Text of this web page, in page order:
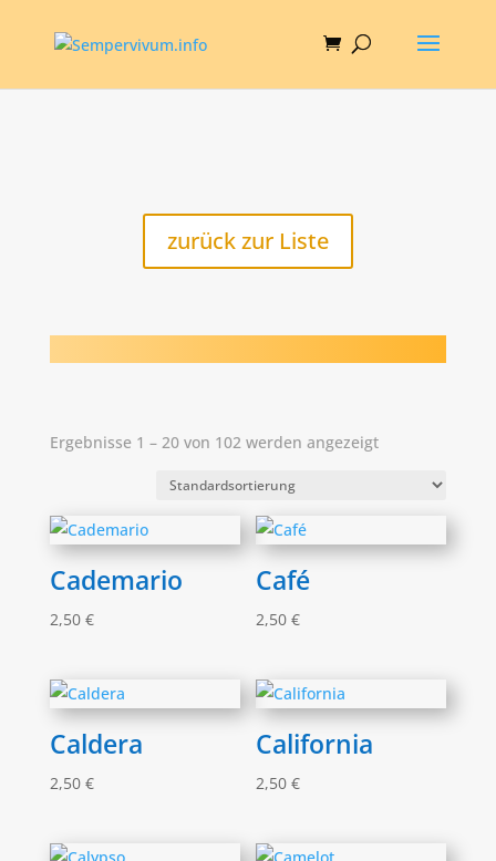
zurück zur Liste
Ergebnisse 1 – 20 von 102 werden angezeigt
Cademario
2,50 €
Café
2,50€
Caldera
2,50 €
California
2,50€